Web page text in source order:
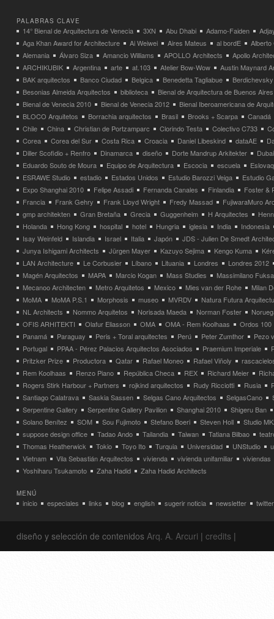
PALABRAS CLAVE
14° Bienal de Arquitectura de Venecia 3XN Abu Dhabi Adamo-Faiden
Aga Khan Award for Architecture
Ai Weiwei Aires Mateus al bordE
Alberto
Alemania
Álvaro Siza Amancio Williams APOLLO Architects
Apollo
ARCHIKUBIK
Argentina arte at.103 Atelier Bow-Wow
Austin Maynard
BAK arquitectos
Banco Ciudad Belgica Benedetta Tagliabue
Besonias Almeida Arquitectos
biblioteca
Bienal de Arquitectura de Buenos Aires
Bienal de Venecia 2010
Bienal de Venecia 2012
Bienal Iberoamericana de
BLOCO Arquitetos
Borrachia arquitectos Brasil Brooks + Scarpa
Canadá
Chile
China Christian de Portzamparc Clorindo Testa Colectivo C733
Corea
Corea del Sur Costa Rica Croacia Daniel Libeskind dataAE
Diller Scofidio + Renfro
Dinamarca diseño Dorte Mandrup Arkitekter
Dubai
Eduardo Souto de Moura
Equipo de Arquitectura Escocia escuela
ESRAWE Studio
estadio Estados Unidos Estudio Barozzi Veiga
Estudio
Expo Shanghai 2010
Felipe Assadi Fernanda Canales Finlandia
Foster &
Francia
Frank Gehry Frank Lloyd Wright Fredy Massad
FujiwaraMuro
gmp architekten
Gran Bretaña Grecia Guggenheim H Arquitectes
Holanda
Hong Kong hospital hotel Hungria iglesia India
Indonesia
Isay Weinfeld
Islandia Israel Italia Japón
JDS - Julien De Smedt
Junya Ishigami Architects
Jürgen Mayer Kazuyo Sejima Kengo Kuma
LAN Architecture
Le Corbusier Líbano Lituania Londres
Londres 2012
Magén Arquitectos
MAPA Marcio Kogan Mass Studies
Massimilano
Mecanoo Architecten
Metro Arquitetos Mexico Mies van der Rohe
Milan
MoMA
MoMA P.S.1 Morphosis museo MVRDV
Natura Futura
NL Architects
Nommo Arquitetos Norisada Maeda Norman Foster
OFIS ARHITEKTI
Olafur Eliasson OMA OMA - Rem Koolhaas
Ordos 100
Panamá
Paraguay Peris + Toral arquitectes Perú Peter Zumthor
Pezo
Portugal
PPAA - Pérez Palacios Arquitectos Asociados Praemium Imperiale
Pritzker Prize
Productora Qatar Rafael Moneo Rafael Viñoly
Rem Koolhaas
Renzo Piano República Checa REX Richard Meier
Rogers Stirk Harbour + Partners
rojkind arquitectos Rudy Ricciotti Rusia
Santiago Calatrava
Saskia Sassen Selgas Cano Arquitectos SelgasCano
Serpentine Gallery
Serpentine Gallery Pavilion Shanghai 2010
Shigeru Ban
Solano Benítez
SOM Sou Fujimoto Stefano Boeri Steven Holl
Studio
suppose design office
Tadao Ando Tailandia Taiwan Tatiana Bilbao
Thomas Heatherwick
Tokio Toyo Ito Turquia Universidad UNStudio
Vietnam
Vila Sebastián Arquitectos vivienda vivienda unifamiliar
viviendas
Yoshiharu Tsukamoto
Zaha Hadid Zaha Hadid Architects
MENÚ
inicio especiales links blog english sugerir noticia newsletter twitter
diseño y selección de contenidos Arq. A. Arcuri | credits |